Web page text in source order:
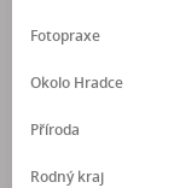
Fotopraxe
Okolo Hradce
Příroda
Rodný kraj